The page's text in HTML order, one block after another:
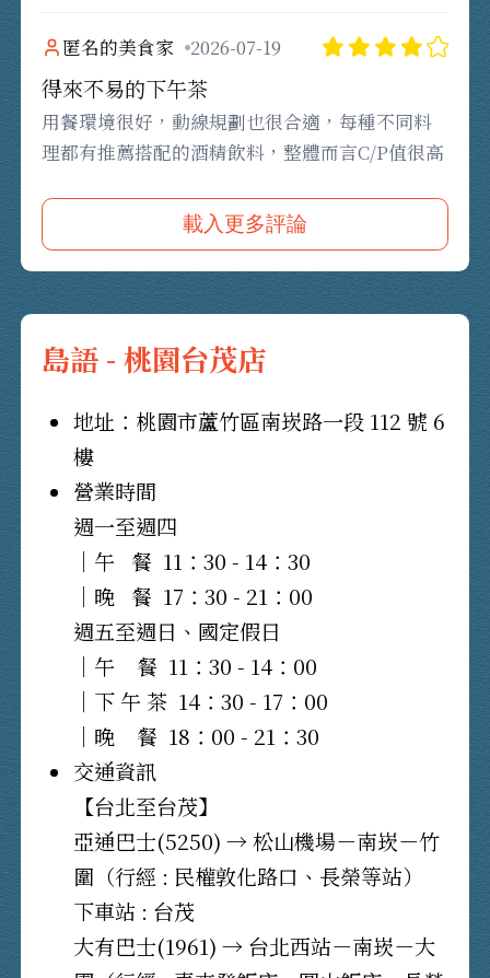
匿名的美食家 2026-07-19
得來不易的下午茶
用餐環境很好，動線規劃也很合適，每種不同料
理都有推薦搭配的酒精飲料，整體而言C/P值很高
載入更多評論
島語 - 桃園台茂店
地址：桃園市蘆竹區南崁路一段 112 號 6
樓
營業時間
週一至週四
｜午 餐 11：30 - 14：30
｜晚 餐 17：30 - 21：00
週五至週日、國定假日
｜午 餐 11：30 - 14：00
｜下 午 茶 14：30 - 17：00
｜晚 餐 18：00 - 21：30
交通資訊
【台北至台茂】
亞通巴士(5250) → 松山機場－南崁－竹
圍（行經 : 民權敦化路口、長榮等站）
下車站 : 台茂
大有巴士(1961) → 台北西站－南崁－大